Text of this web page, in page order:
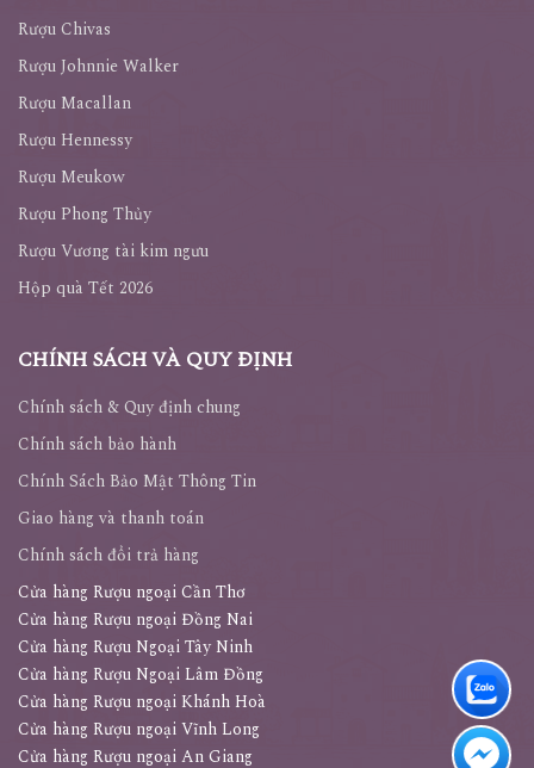
Rượu Chivas
Rượu Johnnie Walker
Rượu Macallan
Rượu Hennessy
Rượu Meukow
Rượu Phong Thủy
Rượu Vương tài kim ngưu
Hộp quà Tết 2026
CHÍNH SÁCH VÀ QUY ĐỊNH
Chính sách & Quy định chung
Chính sách bảo hành
Chính Sách Bảo Mật Thông Tin
Giao hàng và thanh toán
Chính sách đổi trả hàng
Cửa hàng Rượu ngoại Cần Thơ
Cửa hàng Rượu ngoại Đồng Nai
Cửa hàng Rượu Ngoại Tây Ninh
Cửa hàng Rượu Ngoại Lâm Đồng
Cửa hàng Rượu ngoại Khánh Hoà
Cửa hàng Rượu ngoại Vĩnh Long
Cửa hàng Rượu ngoại An Giang